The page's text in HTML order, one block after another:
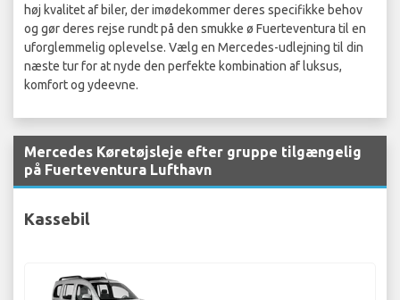
høj kvalitet af biler, der imødekommer deres specifikke behov
og gør deres rejse rundt på den smukke ø Fuerteventura til en
uforglemmelig oplevelse. Vælg en Mercedes-udlejning til din
næste tur for at nyde den perfekte kombination af luksus,
komfort og ydeevne.
Mercedes Køretøjsleje efter gruppe tilgængelig
på Fuerteventura Lufthavn
Kassebil